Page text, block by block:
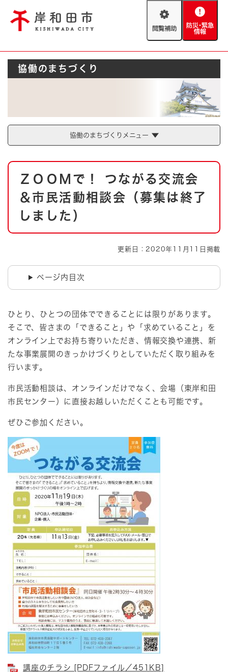
閲
助
防
緊
情
報
Foreign language
とじる
防災・緊急情報
AED設置箇所
とじる
協働のまちづくり
協働のまちづくりメニュー
本
ＺＯＯＭで！ つながる交流会
＆市民活動相談会（募集は終了
しました）
更新日：2020年11月11日掲載
ページ内目次
ひとり、ひとつの団体でできることには限りがあります。
そこで、皆さまの「できること」や「求めていること」を
オンライン上でお持ち寄りいただき、情報交換や連携、新
たな事業展開のきっかけづくりとしていただく取り組みを
行います。
市民活動相談は、オンラインだけでなく、会場（東岸和田
市民センター）に直接お越しいただくことも可能です。
ぜひご参加ください。
講座のチラシ [PDFファイル／451KB]